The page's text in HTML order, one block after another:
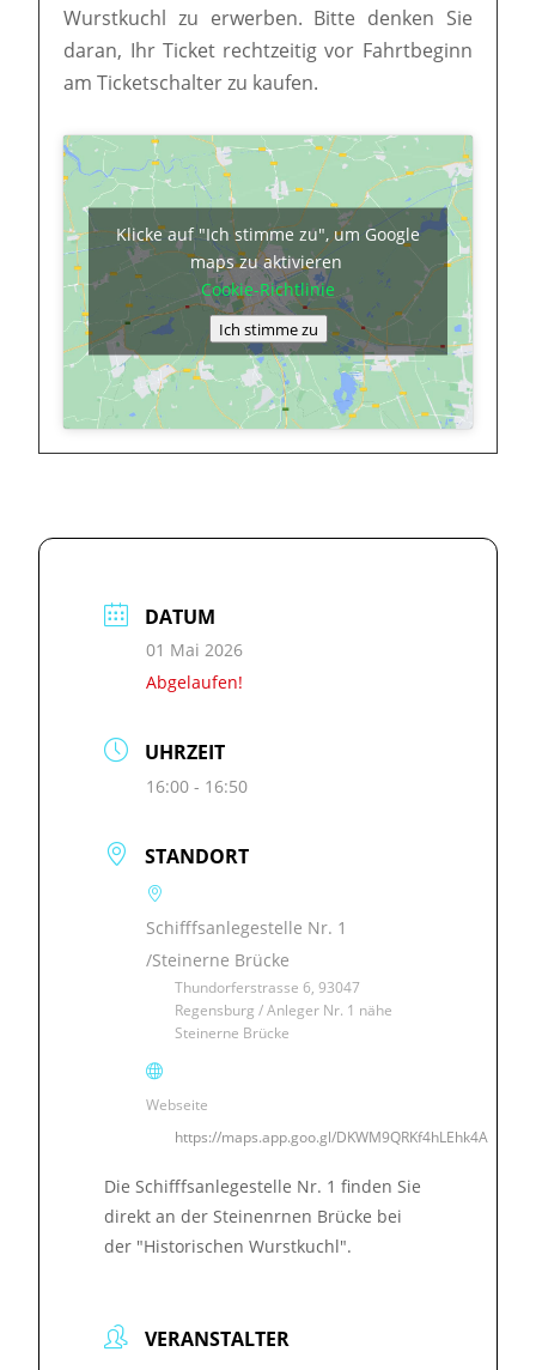
Wurstkuchl zu erwerben. Bitte denken Sie
daran, Ihr Ticket rechtzeitig vor Fahrtbeginn
am Ticketschalter zu kaufen.
Klicke auf "Ich stimme zu", um Google
maps zu aktivieren
Cookie-Richtlinie
Ich stimme zu
DATUM
01 Mai 2026
Abgelaufen!
UHRZEIT
16:00 - 16:50
STANDORT
Schifffsanlegestelle Nr. 1
/Steinerne Brücke
Thundorferstrasse 6, 93047
Regensburg / Anleger Nr. 1 nähe
Steinerne Brücke
Webseite
https://maps.app.goo.gl/DKWM9QRKf4hLEhk4A
Die Schifffsanlegestelle Nr. 1 finden Sie
direkt an der Steinenrnen Brücke bei
der "Historischen Wurstkuchl".
VERANSTALTER